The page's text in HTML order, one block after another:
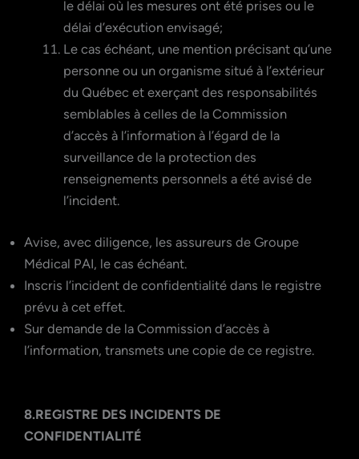
le délai où les mesures ont été prises ou le
délai d’exécution envisagé;
Le cas échéant, une mention précisant qu’une
personne ou un organisme situé à l’extérieur
du Québec et exerçant des responsabilités
semblables à celles de la Commission
d’accès à l’information à l’égard de la
surveillance de la protection des
renseignements personnels a été avisé de
l’incident.
Avise, avec diligence, les assureurs de Groupe
Médical PAI, le cas échéant.
Inscris l’incident de confidentialité dans le registre
prévu à cet effet.
Sur demande de la Commission d’accès à
l’information, transmets une copie de ce registre.
8.REGISTRE DES INCIDENTS DE
CONFIDENTIALITÉ